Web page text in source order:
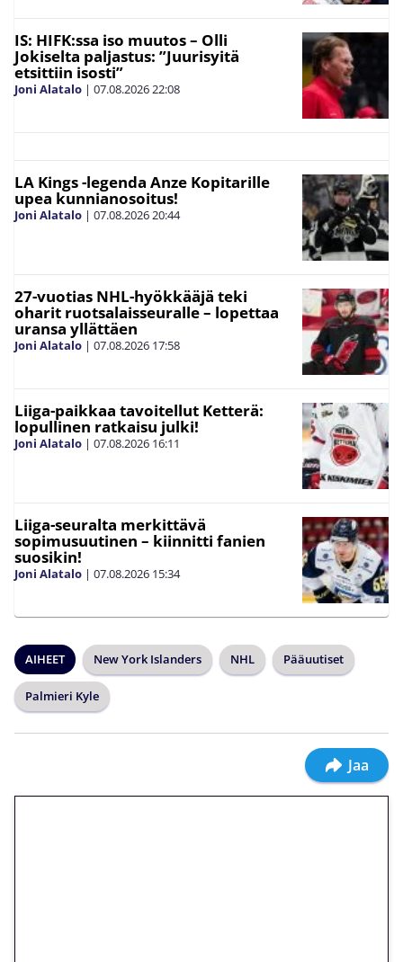
IS: HIFK:ssa iso muutos – Olli
Jokiselta paljastus: ”Juurisyitä
etsittiin isosti”
Joni Alatalo | 07.08.2026 22:08
LA Kings -legenda Anze Kopitarille
upea kunnianosoitus!
Joni Alatalo | 07.08.2026 20:44
27-vuotias NHL-hyökkääjä teki
oharit ruotsalaisseuralle – lopettaa
uransa yllättäen
Joni Alatalo | 07.08.2026 17:58
Liiga-paikkaa tavoitellut Ketterä:
lopullinen ratkaisu julki!
Joni Alatalo | 07.08.2026 16:11
Liiga-seuralta merkittävä
sopimusuutinen – kiinnitti fanien
suosikin!
Joni Alatalo | 07.08.2026 15:34
AIHEET New York Islanders NHL Pääuutiset
Palmieri Kyle
Jaa